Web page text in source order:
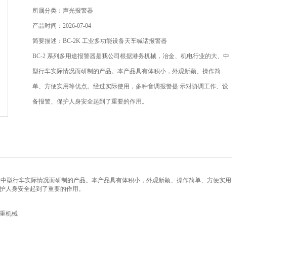
所属分类：声光报警器
产品时间：2026-07-04
简要描述：BC-2K 工业多功能设备天车喊话报警器
BC-2 系列多用途报警器是我公司根据港务机械，冶金、机电行业的大、中
型行车实际情况而研制的产品。本产品具有体积小，外观新颖、操作简
单、方便实用等优点。经过实际使用，多种音调报警提 示对协调工作、设
备报警、保护人身安全起到了重要的作用。
型行车实际情况而研制的产品。本产品具有体积小，外观新颖、操作简单、方便实用
人身安全起到了重要的作用。
机械